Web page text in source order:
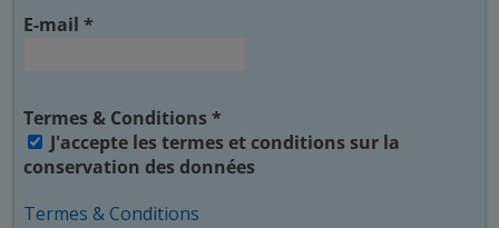
E-mail*
Termes & Conditions*
J'accepte les termes et conditions sur la
conservation des données
Termes & Conditions